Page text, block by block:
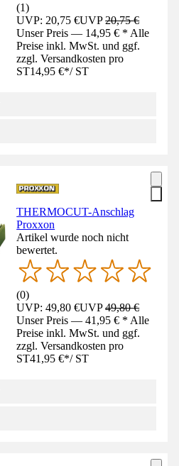
(1)
UVP: 20,75 €UVP20,75 €
Unser Preis — 14,95 € * Alle
Preise inkl. MwSt. und ggf.
zzgl. Versandkosten pro
ST14,95 €*/ ST
THERMOCUT-Anschlag
Proxxon
Artikel wurde noch nicht
bewertet.
(0)
UVP: 49,80 €UVP49,80 €
Unser Preis — 41,95 € * Alle
Preise inkl. MwSt. und ggf.
zzgl. Versandkosten pro
ST41,95 €*/ ST